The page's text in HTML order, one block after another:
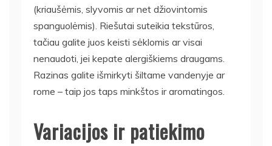
(kriaušėmis, slyvomis ar net džiovintomis
spanguolėmis). Riešutai suteikia tekstūros,
tačiau galite juos keisti sėklomis ar visai
nenaudoti, jei kepate alergiškiems draugams.
Razinas galite išmirkyti šiltame vandenyje ar
rome – taip jos taps minkštos ir aromatingos.
Variacijos ir patiekimo